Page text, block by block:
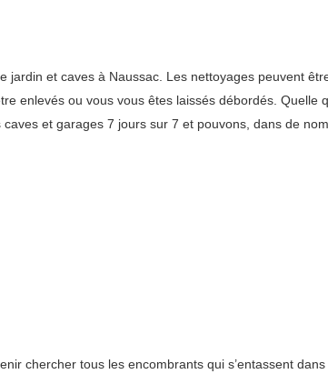
et caves à Naussac. Les nettoyages peuvent
enlevés ou vous vous êtes laissés débordés.
et garages 7 jours sur 7 et pouvons, dans de
chercher tous les encombrants qui s’entassent